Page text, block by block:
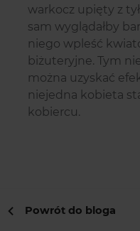
warkocz upięty z
sam wyglądałby
niego wpleść
biżuteryjne. Tym
można uzyskać
niejedna kobieta
kobiercu.
Powrót do bloga